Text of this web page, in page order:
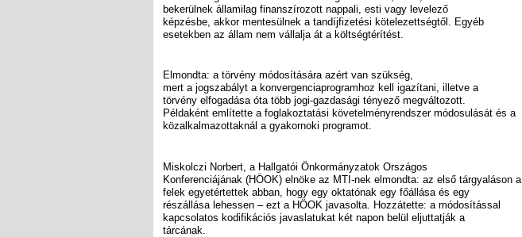
bekerülnek államilag finanszírozott nappali, esti vagy levelező
képzésbe, akkor mentesülnek a tandíjfizetési kötelezettségtől. Egyéb
esetekben az állam nem vállalja át a költségtérítést.
Elmondta: a törvény módosítására azért van szükség,
mert a jogszabályt a konvergenciaprogramhoz kell igazítani, illetve a
törvény elfogadása óta több jogi-gazdasági tényező megváltozott.
Példaként említette a foglakoztatási követelményrendszer módosulását és a
közalkalmazottaknál a gyakornoki programot.
Miskolczi Norbert, a Hallgatói Önkormányzatok Országos
Konferenciájának (HÖOK) elnöke az MTI-nek elmondta: az első tárgyaláson a
felek egyetértettek abban, hogy egy oktatónak egy főállása és egy
részállása lehessen – ezt a HÖOK javasolta. Hozzátette: a módosítással
kapcsolatos kodifikációs javaslatukat két napon belül eljuttatják a
tárcának.